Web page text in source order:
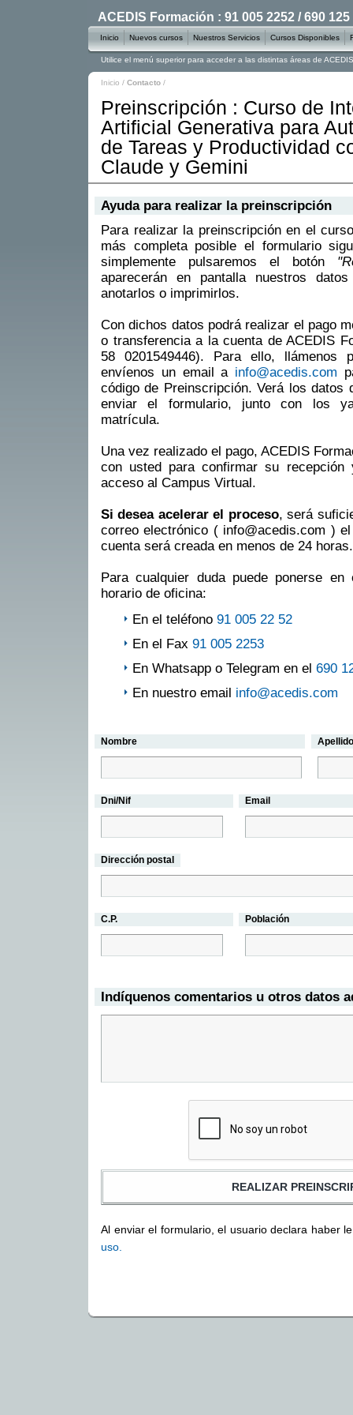
Inicio / Contacto /
Preinscripción : Curso de
Artificial Generativa para
de Tareas y Productividad
Claude y Gemini
Ayuda para realizar la preinscripción
Para realizar la preinscripción en el
más completa posible el formulario
simplemente pulsaremos el botón
aparecerán en pantalla nuestros
anotarlos o imprimirlos.
Con dichos datos podrá realizar el pago
o transferencia a la cuenta de ACEDIS
58 0201549446). Para ello, llámenos
envíenos un email a info@acedis.com
código de Preinscripción. Verá los datos
enviar el formulario, junto con los
matrícula.
Una vez realizado el pago, ACEDIS
con usted para confirmar su
acceso al Campus Virtual.
Si desea acelerar el proceso, será
correo electrónico ( info@acedis.com )
cuenta será creada en menos de 24 horas.
Para cualquier duda puede ponerse
horario de oficina:
En el teléfono 91 005 22 52
En el Fax 91 005 2253
En Whatsapp o Telegram en el 690
En nuestro email info@acedis.com
Nombre
Dni/Nif Email
Dirección postal
C.P. Población
Indíquenos comentarios u otros datos
Al enviar el formulario, el usuario declara haber
uso.
ACEDIS Formación : 91 005 2252 / 690 125
Inicio Nuevos cursos Nuestros Servicios Cursos Disponibles
Utilice el menú superior para acceder a las distintas áreas de